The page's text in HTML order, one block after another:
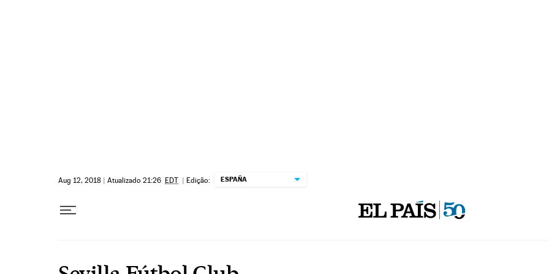
Aug 12, 2018 | Atualizado 21:26 EDT | Edição: ESPAÑA